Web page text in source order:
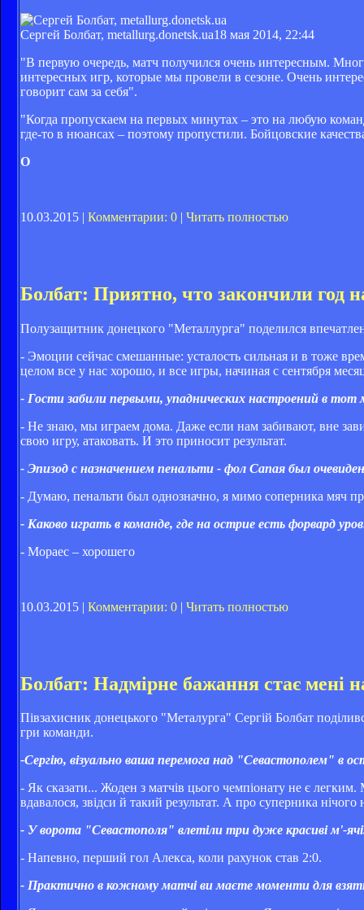
Сергей Болбат, metallurg.donetsk.ua18 мая 2014, 22:44
"В первую очередь, матч получился очень интересным.
интересных игр, которые мы провели в сезоне. Очень
говорит сам за себя".
"Когда пропускаем на первых минутах – это на любую
где-то в нюансах – поэтому пропустили. Бойцовские
О
10.03.2015 | Комментарии: 0 | Читать полностью
Болбат: Приятно, что закончили год
Полузащитник донецкого "Металлурга" поделился
- Эмоции сейчас смешанные: усталость сильная и в тоже
целом все у нас хорошо, и все игры, начиная с сентября
- Гости забили первыми, упаднических настроений в тот
- Не знаю, мы играем дома. Даже если нам забивают, вне
свою игру, атаковать. И это приносит результат.
- Эпизод с назначением пенальти - фол Сапая был
- Думаю, пенальти был однозначно, я мимо соперника мяч
- Каково играть в команде, где на острие есть форвард
- Мораес – хорошего
10.03.2015 | Комментарии: 0 | Читать полностью
Болбат: Надмірне бажання стає мені
Півзахисник донецького "Металурга" Сергій Болбат
гри команди.
-Сергію, візуально ваша перемога над "Севастополем" в
- Як сказати... Жоден з матчів цього чемпіонату не є
вдавалося, звідси й такий результат. А про суперника
- У ворота "Севастополя" влетіли три дуже красиві м'-ячі.
- Напевно, перший гол Алекса, коли рахунок став 2:0.
- Практично в кожному матчі ви маєте моменти для